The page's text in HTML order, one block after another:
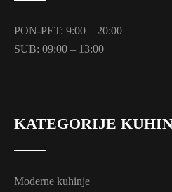
PON-PET: 9:00 – 20:00
SUB: 09:00 – 13:00
KATEGORIJE
Moderne kuhinje